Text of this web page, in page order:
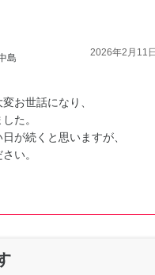
島 2026年2月11
お世話になり、
た。
が続くと思いますが、
い。